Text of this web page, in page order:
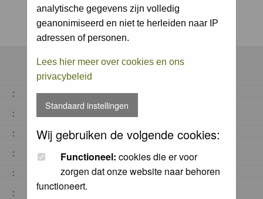
analytische gegevens zijn volledig
geanonimiseerd en niet te herleiden naar IP
adressen of personen.
Lees hier meer over cookies en ons
privacybeleid
Standaard instellingen
Wij gebruiken de volgende cookies:
Functioneel: cookies die er voor
zorgen dat onze website naar behoren
functioneert.
:
:
:
:
:
: